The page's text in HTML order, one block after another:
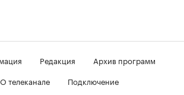
Редакция
Архив программ
О телеканале
Подключение